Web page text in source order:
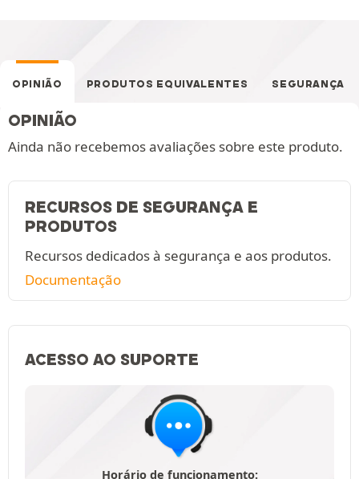
OPINIÃO PRODUTOS EQUIVALENTES SEGURANÇA
OPINIÃO
Ainda não recebemos avaliações sobre este produto.
RECURSOS DE SEGURANÇA E
PRODUTOS
Recursos dedicados à segurança e aos produtos.
Documentação
ACESSO AO SUPORTE
Horário de funcionamento: